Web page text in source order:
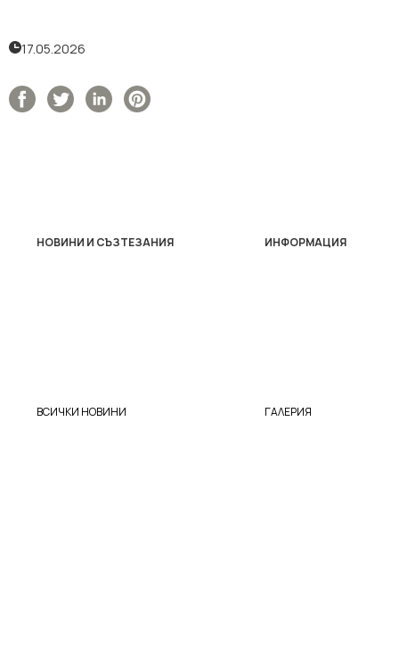
17.05.2026
НОВИНИ И СЪЗТЕЗАНИЯ
ВСИЧКИ НОВИНИ
ИНФОРМАЦИЯ
ГАЛЕРИЯ